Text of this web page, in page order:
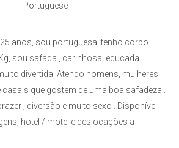
Portuguese
anos, sou portuguesa, tenho corpo
sou safada , carinhosa, educada ,
divertida. Atendo homens, mulheres
que gostem de uma boa safadeza .
, diversão e muito sexo . Disponível
hotel / motel e deslocações a